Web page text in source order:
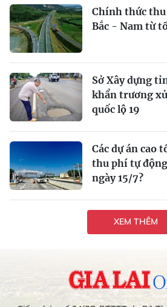
Chính thức
Bắc - Nam từ
Sở Xây dựng
khẩn trương
quốc lộ 19
Các dự án cao
thu phí tự
ngày 15/7?
XEM THÊM